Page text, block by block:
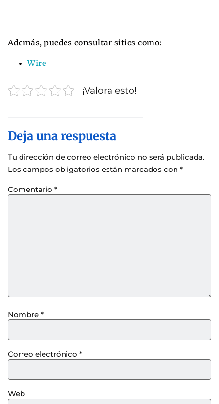
Además, puedes consultar sitios como:
Wire
¡Valora esto!
Deja una respuesta
Tu dirección de correo electrónico no será publicada.
Los campos obligatorios están marcados con *
Comentario *
Nombre *
Correo electrónico *
Web